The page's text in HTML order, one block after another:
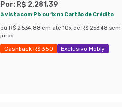
Por: R$ 2.281,39
à vista com Pix ou 1x no Cartão de Crédito
ou R$ 2.534,88 em até 10x de R$ 253,48 sem
juros
Cashback R$ 350
Exclusivo Mobly